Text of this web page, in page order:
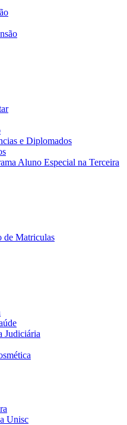
e Diplomados
Aluno Especial na Terceira
de Matriculas
Judiciária
Unisc